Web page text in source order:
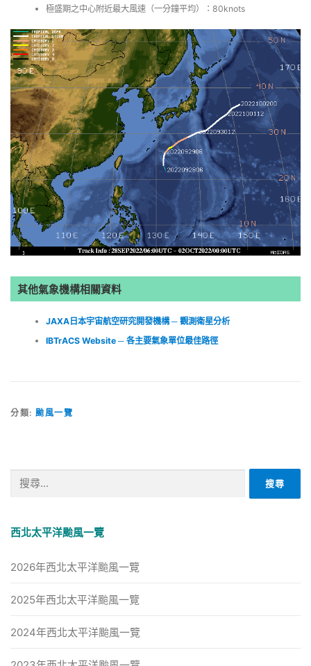
極盛期之中心附近最大風速（一分鐘平均）：80knots
其他氣象機構相關資料
JAXA日本宇宙航空研究開發機構 ─ 觀測衛星分析
IBTrACS Website ─ 各主要氣象單位最佳路徑
分類: 颱風一覽
字:
西北太平洋颱風一覽
2026年西北太平洋颱風一覽
2025年西北太平洋颱風一覽
2024年西北太平洋颱風一覽